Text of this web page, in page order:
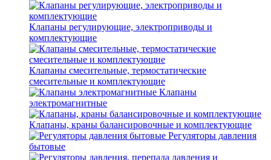
Клапаны регулирующие, электроприводы и
комплектующие
Клапаны смесительные, термостатические
смесительные и комплектующие
Клапаны
электромагнитные
Клапаны, краны балансировочные и комплектующие
Регуляторы давления
бытовые